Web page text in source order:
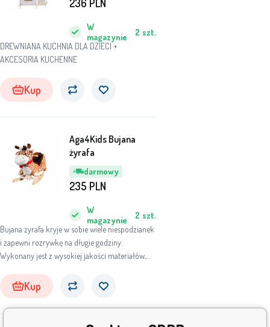
DREWNIANA KUCHNIA DLA DZIECI +
AKCESORIA KUCHENNE
W
magazynie
2 szt.
236 PLN
Kup
darmowy
Aga4Kids Bujana
żyrafa
Bujana żyrafa kryje w sobie wiele niespodzianek
i zapewni rozrywkę na długie godziny.
Wykonany jest z wysokiej jakości materiałów,
najwięcej radości i komfortu.
W
magazynie
2 szt.
235 PLN
Kup